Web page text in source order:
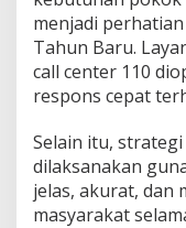
menjadi
Tahun Baru.
call center 110
respons cepat
Selain itu,
dilaksanakan
jelas, akurat, dan
masyarakat